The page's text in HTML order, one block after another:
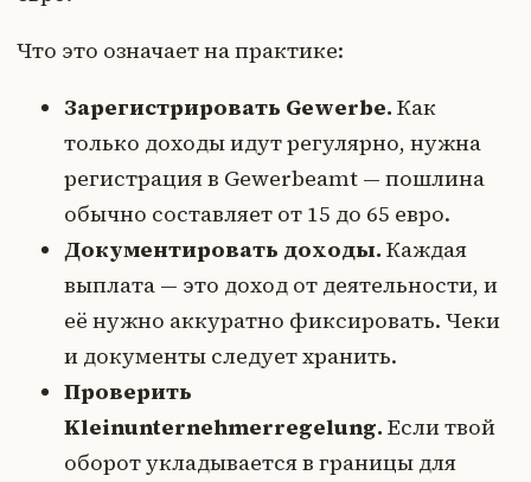
Что это означает на практике:
Зарегистрировать Gewerbe. Как
только доходы идут регулярно, нужна
регистрация в Gewerbeamt — пошлина
обычно составляет от 15 до 65 евро.
Документировать доходы. Каждая
выплата — это доход от деятельности, и
её нужно аккуратно фиксировать. Чеки
и документы следует хранить.
Проверить
Kleinunternehmerregelung. Если твой
оборот укладывается в границы для